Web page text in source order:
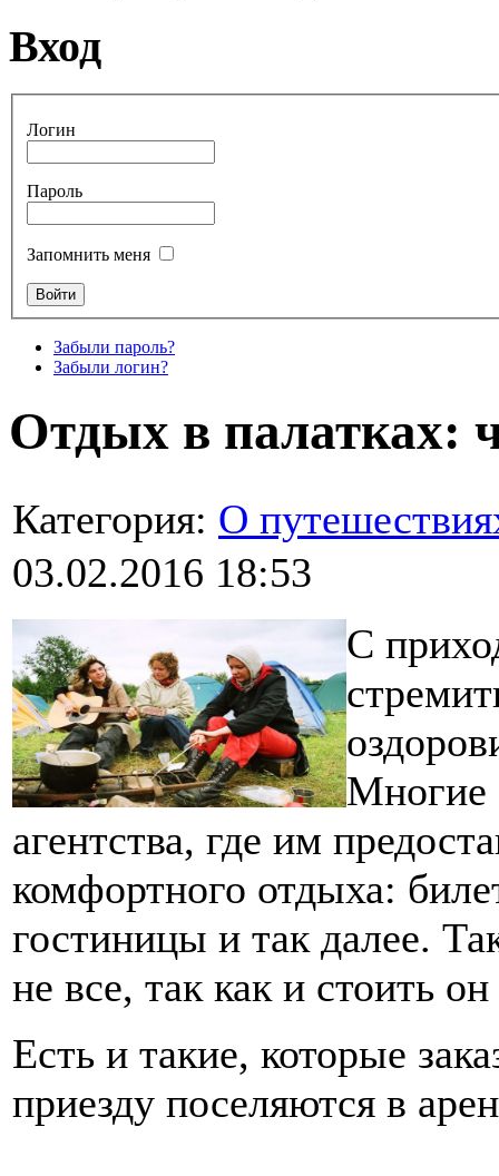
Вход
Логин
Пароль
Запомнить меня
Забыли пароль?
Забыли логин?
Отдых в палатках:
Категория: О
03.02.2016 18:53
С
Многие
агентства, где им
комфортного отдыха:
гостиницы и так далее.
не все, так как и стоить
Есть и такие, которые
приезду поселяются в